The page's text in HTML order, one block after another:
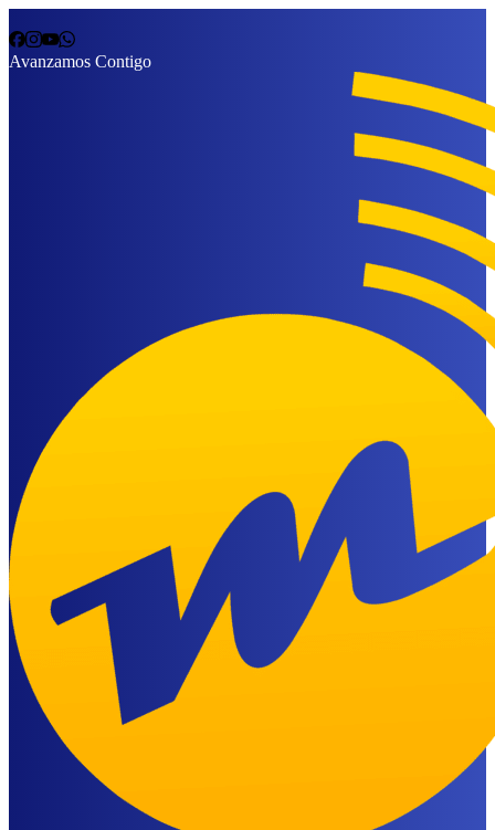
Avanzamos Contigo